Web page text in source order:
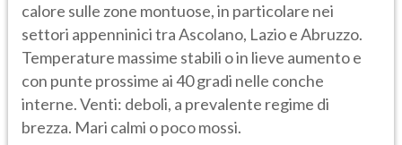
calore sulle zone montuose, in particolare nei
settori appenninici tra Ascolano, Lazio e Abruzzo.
Temperature massime stabili o in lieve aumento e
con punte prossime ai 40 gradi nelle conche
interne. Venti: deboli, a prevalente regime di
brezza. Mari calmi o poco mossi.